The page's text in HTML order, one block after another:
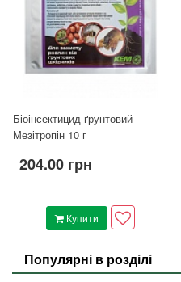
Біоінсектицид ґрунтовий
Мезітропін 10 г
204.00 грн
Купити
Популярні в розділі